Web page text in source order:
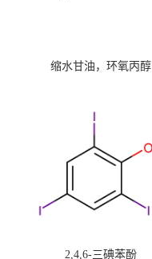
缩水甘油，环氧丙醇
2,4,6-三碘苯酚